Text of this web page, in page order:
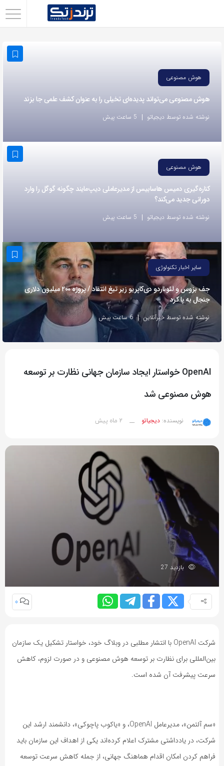
استفاده
روش‌های
زیر
این
صفحه
دوستان
خود
اشتراک
بگذارید.
کپی
لینک
هوش مصنوعی
هوش مصنوعی می‌تواند پدیده‌ای تخیلی را به عنوان کشف علمی جا بزند
نوشته شده توسط دیجیاتو 5 ساعت پیش
هوش مصنوعی
کناره‌گیری دمیس هاسابیس از مدیرعاملی دیپ‌مایند چگونه گوگل را وارد
دورانی جدید می‌کند؟
نوشته شده توسط دیجیاتو 5 ساعت پیش
سایر اخبار تکنولوژی
جف بزوس و لئوناردو دی‌کاپریو زیر تیغ انتقاد / پروژه ۲۰۰ میلیون دلاری
جنجال به پا کرد
نوشته شده توسط خبرآنلاین 6 ساعت پیش
OpenAI خواستار ایجاد سازمان جهانی نظارت بر توسعه
هوش مصنوعی شد
نویسنده: دیجیاتو __ 2 ماه پیش
بازدید 27
0
شرکت OpenAI با انتشار مطلبی در وبلاگ خود، خواستار تشکیل یک سازمان
بین‌المللی برای نظارت بر توسعه هوش مصنوعی و در صورت لزوم، کاهش
سرعت پیشرفت آن شده است.
«سم آلتمن»، مدیرعامل OpenAI، و «یاکوب پاچوکی»، دانشمند ارشد این
شرکت، در یادداشتی مشترک اعلام کرده‌اند یکی از اهداف این سازمان باید
فراهم کردن امکان اقدام هماهنگ جهانی، از جمله کاهش سرعت توسعه